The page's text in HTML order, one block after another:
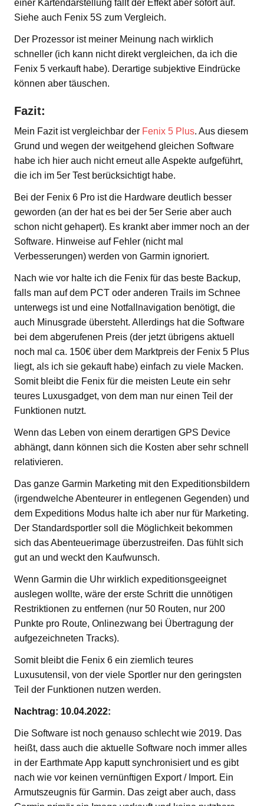
einer Kartendarstellung fällt der Effekt aber sofort auf.
Siehe auch Fenix 5S zum Vergleich.
Der Prozessor ist meiner Meinung nach wirklich
schneller (ich kann nicht direkt vergleichen, da ich die
Fenix 5 verkauft habe). Derartige subjektive Eindrücke
können aber täuschen.
Fazit:
Mein Fazit ist vergleichbar der Fenix 5 Plus. Aus diesem
Grund und wegen der weitgehend gleichen Software
habe ich hier auch nicht erneut alle Aspekte aufgeführt,
die ich im 5er Test berücksichtigt habe.
Bei der Fenix 6 Pro ist die Hardware deutlich besser
geworden (an der hat es bei der 5er Serie aber auch
schon nicht gehapert). Es krankt aber immer noch an der
Software. Hinweise auf Fehler (nicht mal
Verbesserungen) werden von Garmin ignoriert.
Nach wie vor halte ich die Fenix für das beste Backup,
falls man auf dem PCT oder anderen Trails im Schnee
unterwegs ist und eine Notfallnavigation benötigt, die
auch Minusgrade übersteht. Allerdings hat die Software
bei dem abgerufenen Preis (der jetzt übrigens aktuell
noch mal ca. 150€ über dem Marktpreis der Fenix 5 Plus
liegt, als ich sie gekauft habe) einfach zu viele Macken.
Somit bleibt die Fenix für die meisten Leute ein sehr
teures Luxusgadget, von dem man nur einen Teil der
Funktionen nutzt.
Wenn das Leben von einem derartigen GPS Device
abhängt, dann können sich die Kosten aber sehr schnell
relativieren.
Das ganze Garmin Marketing mit den Expeditionsbildern
(irgendwelche Abenteurer in entlegenen Gegenden) und
dem Expeditions Modus halte ich aber nur für Marketing.
Der Standardsportler soll die Möglichkeit bekommen
sich das Abenteuerimage überzustreifen. Das fühlt sich
gut an und weckt den Kaufwunsch.
Wenn Garmin die Uhr wirklich expeditionsgeeignet
auslegen wollte, wäre der erste Schritt die unnötigen
Restriktionen zu entfernen (nur 50 Routen, nur 200
Punkte pro Route, Onlinezwang bei Übertragung der
aufgezeichneten Tracks).
Somit bleibt die Fenix 6 ein ziemlich teures
Luxusutensil, von der viele Sportler nur den geringsten
Teil der Funktionen nutzen werden.
Nachtrag: 10.04.2022:
Die Software ist noch genauso schlecht wie 2019. Das
heißt, dass auch die aktuelle Software noch immer alles
in der Earthmate App kaputt synchronisiert und es gibt
nach wie vor keinen vernünftigen Export / Import. Ein
Armutszeugnis für Garmin. Das zeigt aber auch, dass